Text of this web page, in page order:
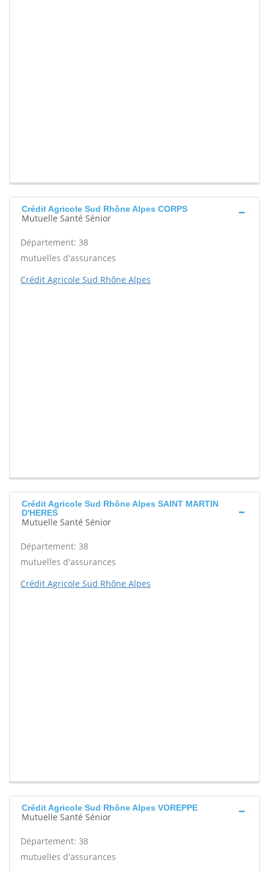
Crédit Agricole Sud Rhône Alpes CORPS
Mutuelle Santé Sénior
Département: 38
mutuelles d'assurances
Crédit Agricole Sud Rhône Alpes
Crédit Agricole Sud Rhône Alpes SAINT MARTIN
D'HERES
Mutuelle Santé Sénior
Département: 38
mutuelles d'assurances
Crédit Agricole Sud Rhône Alpes
Crédit Agricole Sud Rhône Alpes VOREPPE
Mutuelle Santé Sénior
Département: 38
mutuelles d'assurances